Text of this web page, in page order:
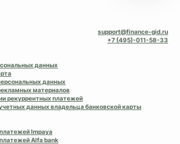
support@finance-gid.ru
+7 (495)-011-58-33
данных
данных
материалов
рекуррентных платежей
данных владельца банковской карты
Impaya
Alfa bank